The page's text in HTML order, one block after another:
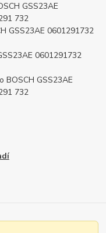
GSS23AE
732
GSS23AE 0601291732
0601291732
GSS23AE
732